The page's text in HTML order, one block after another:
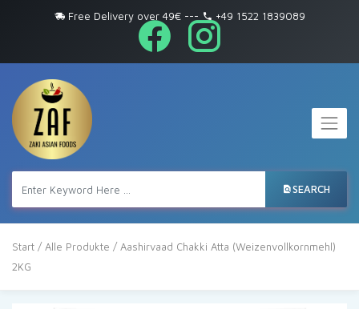
Free Delivery over 49€--- +49 1522 1839089
SEARCH
Start / Alle Produkte / Aashirvaad Chakki Atta (Weizenvollkornmehl)
2KG